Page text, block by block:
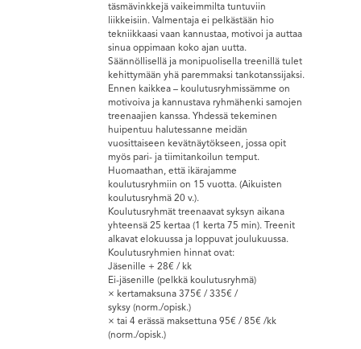
täsmävinkkejä vaikeimmilta tuntuviin
liikkeisiin. Valmentaja ei pelkästään hio
tekniikkaasi vaan kannustaa, motivoi ja auttaa
sinua oppimaan koko ajan uutta.
Säännöllisellä ja monipuolisella treenillä tulet
kehittymään yhä paremmaksi tankotanssijaksi.
Ennen kaikkea – koulutusryhmissämme on
motivoiva ja kannustava ryhmähenki samojen
treenaajien kanssa. Yhdessä tekeminen
huipentuu halutessanne meidän
vuosittaiseen kevätnäytökseen, jossa opit
myös pari- ja tiimitankoilun temput.
Huomaathan, että ikärajamme
koulutusryhmiin on 15 vuotta. (Aikuisten
koulutusryhmä 20 v.).
Koulutusryhmät treenaavat syksyn aikana
yhteensä 25 kertaa (1 kerta 75 min). Treenit
alkavat elokuussa ja loppuvat joulukuussa.
Koulutusryhmien hinnat ovat:
Jäsenille + 28€ / kk
Ei-jäsenille (pelkkä koulutusryhmä)
× kertamaksuna 375€ / 335€ /
syksy (norm./opisk.)
× tai 4 erässä maksettuna 95€ / 85€ /kk
(norm./opisk.)